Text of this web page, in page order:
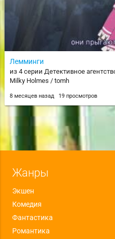
Лемминги
из 4 серии Детективное
Milky Holmes / tomh
8 месяцев назад 19 просмотров
Жанры
Экшен
Комедия
Фантастика
Романтика